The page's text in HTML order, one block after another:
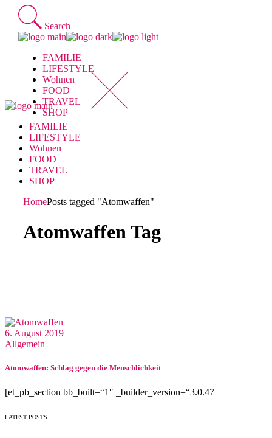
Skip
content
Search
FAMILIE
LIFESTYLE
Wohnen
FOOD
TRAVEL
SHOP
FAMILIE
LIFESTYLE
Wohnen
FOOD
TRAVEL
SHOP
HomePosts tagged "Atomwaffen"
Atomwaffen Tag
6. August 2019
Allgemein
Atomwaffen: Schlag gegen die Menschlichkeit
[et_pb_section bb_built=“1″ _builder_version=“3.0.47
LATEST POSTS